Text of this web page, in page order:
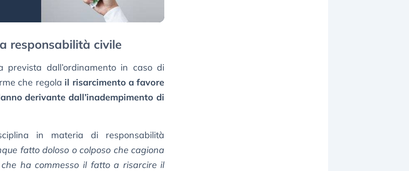
responsabilità civile
prevista dall’ordinamento in caso di
che regola il risarcimento a favore
derivante dall’inadempimento di
in materia di responsabilità
fatto doloso o colposo che cagiona
ha commesso il fatto a risarcire il